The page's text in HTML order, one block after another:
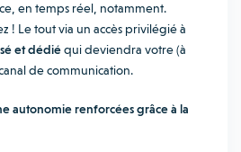
en temps réel, notamment.
! Le tout via un accès privilégié à
et dédiéqui deviendra votre (à
de communication.
autonomie renforcées grâce à la